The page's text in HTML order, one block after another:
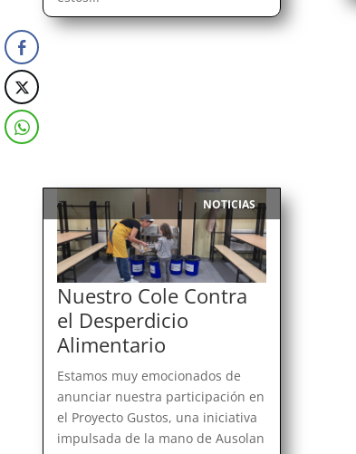
Nuestro Cole Contra
el Desperdicio
Alimentario
| NOTICIAS
Estamos muy emocionados de
anunciar nuestra participación en
el Proyecto Gustos, una iniciativa
impulsada de la mano de Ausolan